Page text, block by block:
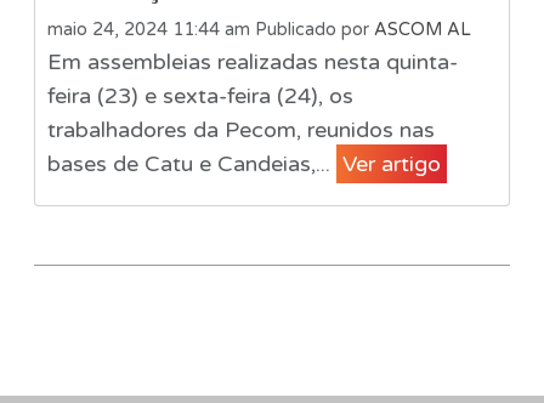
maio 24, 2024 11:44 am Publicado por ASCOM AL
Em assembleias realizadas nesta quinta-
feira (23) e sexta-feira (24), os
trabalhadores da Pecom, reunidos nas
bases de Catu e Candeias,... Ver artigo